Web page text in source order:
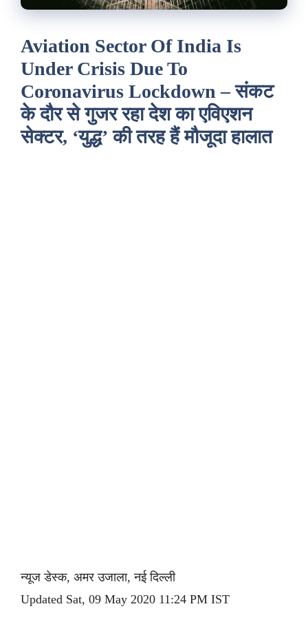
Aviation Sector Of India Is
Under Crisis Due To
Coronavirus Lockdown – संकट
के दौर से गुजर रहा देश का एविएशन
सेक्टर, ‘युद्ध’ की तरह हैं मौजूदा हालात
न्यूज डेस्क, अमर उजाला, नई दिल्ली
Updated Sat, 09 May 2020 11:24 PM IST